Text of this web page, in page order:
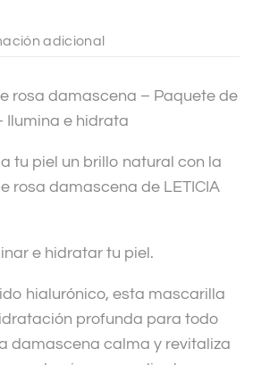
adicional
rosa damascena – Paquete de
Ilumina e hidrata
tu piel un brillo natural con la
rosa damascena de LETICIA
e hidratar tu piel.
hialurónico, esta mascarilla
profunda para todo
damascena calma y revitaliza